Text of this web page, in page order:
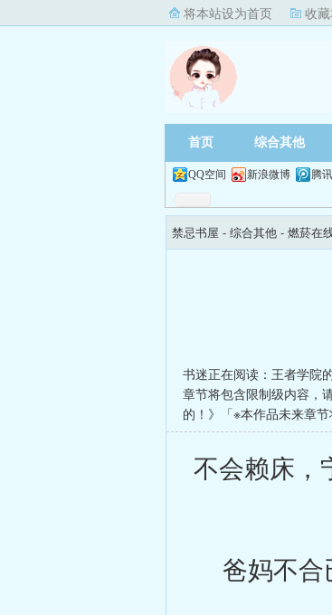
将本站设为首页 收
首页 综合其他
QQ空间 新浪微博 腾
禁忌书屋 - 综合其他 - 燃菸在
书迷正在阅读： 王者学院
章节将包含限制级内容，
的！》「※本作品未来章
不会赖床，
爸妈不合